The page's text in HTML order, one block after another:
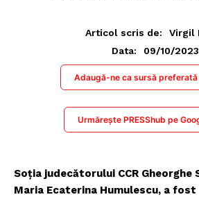
Articol scris de:
Virgil
Data:
09/10/2023
Adaugă-ne ca sursă preferată
Urmărește PRESShub pe
Soția judecătorului CCR Gheorghe
Maria Ecaterina Humulescu, a